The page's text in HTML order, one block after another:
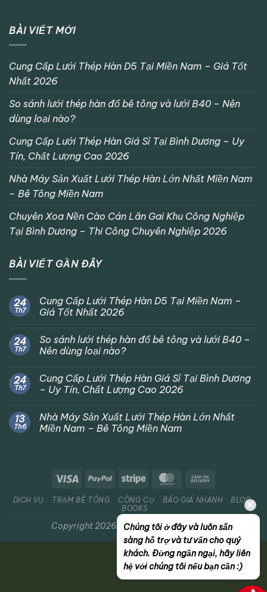
BÀI VIẾT MỚI
Cung Cấp Lưới Thép Hàn D5 Tại Miền Nam – Giá Tốt
Nhất 2026
So sánh lưới thép hàn đổ bê tông và lưới B40 – Nên
dùng loại nào?
Cung Cấp Lưới Thép Hàn Giá Sỉ Tại Bình Dương – Uy
Tín, Chất Lượng Cao 2026
Nhà Máy Sản Xuất Lưới Thép Hàn Lớn Nhất Miền Nam
– Bê Tông Miền Nam
Chuyên Xoa Nền Cào Cán Lăn Gai Khu Công Nghiệp
Tại Bình Dương – Thi Công Chuyên Nghiệp 2026
BÀI VIẾT GẦN ĐÂY
24
Th7
Cung Cấp Lưới Thép Hàn D5 Tại Miền Nam –
Giá Tốt Nhất 2026
24
Th7
So sánh lưới thép hàn đổ bê tông và lưới B40 –
Nên dùng loại nào?
24
Th7
Cung Cấp Lưới Thép Hàn Giá Sỉ Tại Bình Dương
– Uy Tín, Chất Lượng Cao 2026
13
Th6
Nhà Máy Sản Xuất Lưới Thép Hàn Lớn Nhất
Miền Nam – Bê Tông Miền Nam
DỊCH VỤ TRẠM BÊ TÔNG CÔNG CỤ BÁO GIÁ NHANH
BLOG
BOOKS
Copyright 2026 ©BETONGMIENNAM.VN
Chúng tôi ở đây và luôn sẵn
sàng hỗ trợ và tư vấn cho quý
khách. Đừng ngần ngại, hãy liên
hệ với chúng tôi nếu bạn cần :)